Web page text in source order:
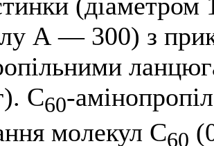
А — 300) з
С60-
молекул С60